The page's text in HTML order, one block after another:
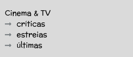
Cinema & TV
críticas
estreias
últimas